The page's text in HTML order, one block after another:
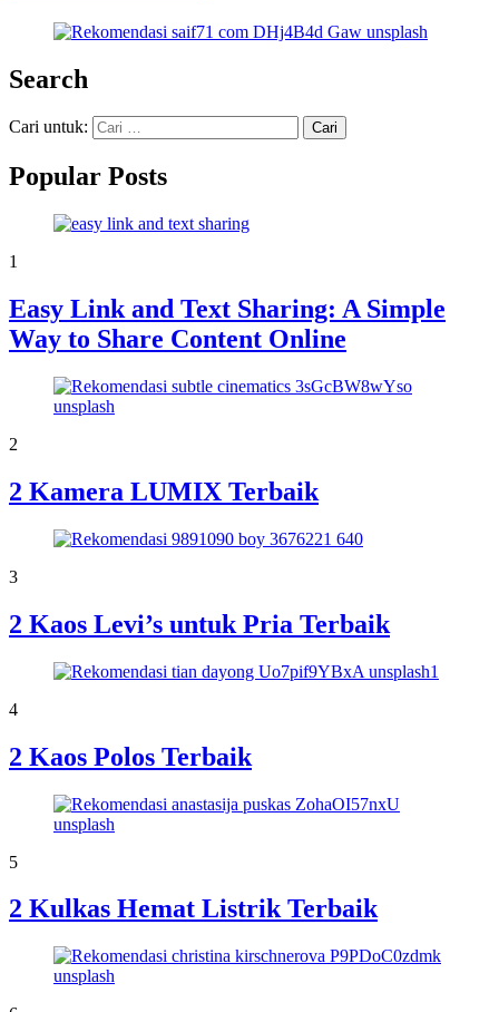
Search
Cari untuk:
Popular Posts
1
Easy Link and Text Sharing: A Simple
Way to Share Content Online
2
2 Kamera LUMIX Terbaik
3
2 Kaos Levi’s untuk Pria Terbaik
4
2 Kaos Polos Terbaik
5
2 Kulkas Hemat Listrik Terbaik